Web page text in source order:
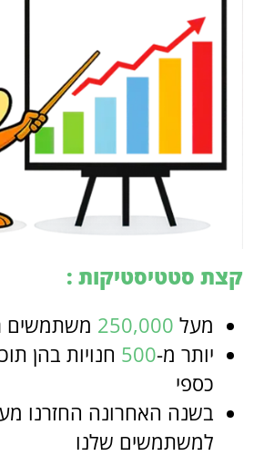
קצת סטטיסטיקות :
מעל 250,000 משתמשים
יותר מ-500 חנויות בהן
כספי
בשנה האחרונה החזרנו
למשתמשים שלנו